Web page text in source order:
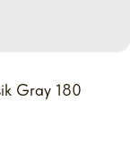
Gray 180